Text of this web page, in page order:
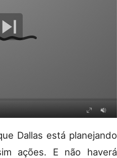
Dallas está planejando
ações. E não haverá